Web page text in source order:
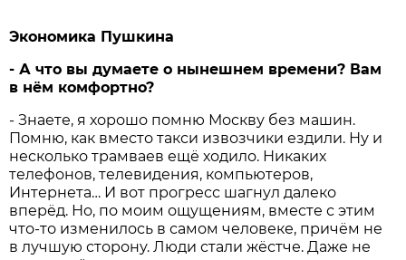
Экономика Пушкина
- А что вы думаете о нынешнем времени? Вам
в нём комфорт­но?
- Знаете, я хорошо помню Москву без машин.
Помню, как вместо такси извозчики ездили. Ну и
несколько трамваев ещё ходило. Никаких
телефонов, телевидения, компьютеров,
Интернета… И вот прогресс шагнул далеко
вперёд. Но, по моим ощущениям, вместе с этим
что-то изменилось в самом человеке, причём не
в лучшую сторону. Люди стали жёстче. Даже не